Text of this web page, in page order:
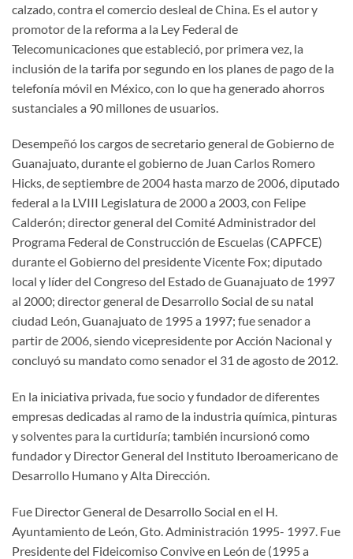
calzado, contra el comercio desleal de China. Es el autor y
promotor de la reforma a la Ley Federal de
Telecomunicaciones que estableció, por primera vez, la
inclusión de la tarifa por segundo en los planes de pago de la
telefonía móvil en México, con lo que ha generado ahorros
sustanciales a 90 millones de usuarios.
Desempeñó los cargos de secretario general de Gobierno de
Guanajuato, durante el gobierno de Juan Carlos Romero
Hicks, de septiembre de 2004 hasta marzo de 2006, diputado
federal a la LVIII Legislatura de 2000 a 2003, con Felipe
Calderón; director general del Comité Administrador del
Programa Federal de Construcción de Escuelas (CAPFCE)
durante el Gobierno del presidente Vicente Fox; diputado
local y líder del Congreso del Estado de Guanajuato de 1997
al 2000; director general de Desarrollo Social de su natal
ciudad León, Guanajuato de 1995 a 1997; fue senador a
partir de 2006, siendo vicepresidente por Acción Nacional y
concluyó su mandato como senador el 31 de agosto de 2012.
En la iniciativa privada, fue socio y fundador de diferentes
empresas dedicadas al ramo de la industria química, pinturas
y solventes para la curtiduría; también incursionó como
fundador y Director General del Instituto Iberoamericano de
Desarrollo Humano y Alta Dirección.
Fue Director General de Desarrollo Social en el H.
Ayuntamiento de León, Gto. Administración 1995- 1997. Fue
Presidente del Fideicomiso Convive en León de (1995 a